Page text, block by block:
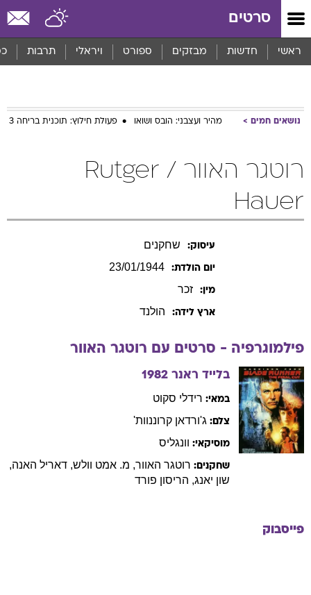
סרטים
ראשי חדשות מבזקים ספורט ויראלי תרבות
נושאים חמים מהיר ועצבני: הובס ושואו פעולת חילוץ: תוכנית בריחה 3
רוטגר האוור / Rutger
Hauer
עיסוק: שחקנים
יום הולדת: 23/01/1944
מין: זכר
ארץ לידה: הולנד
פילמוגרפיה - סרטים עם רוטגר האוור
בלייד ראנר 1982
במאי: רידלי סקוט
צלם: ג'ורדאן קרוננוות'
מוסיקאי: וונגליס
שחקנים: רוטגר האוור, מ. אמט וולש, דאריל האנה,
שון יאנג, הריסון פורד
פייסבוק